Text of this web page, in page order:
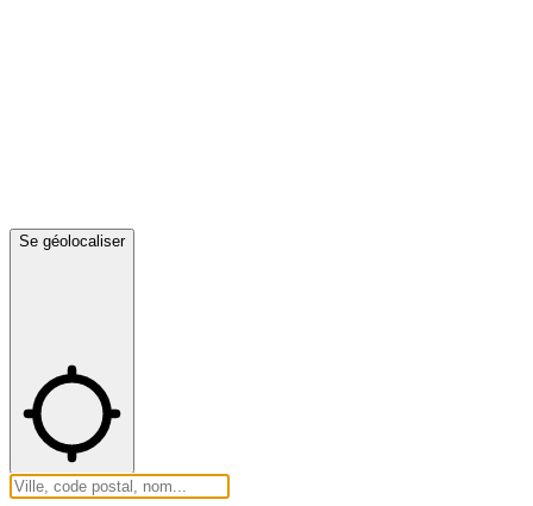
Se géolocaliser